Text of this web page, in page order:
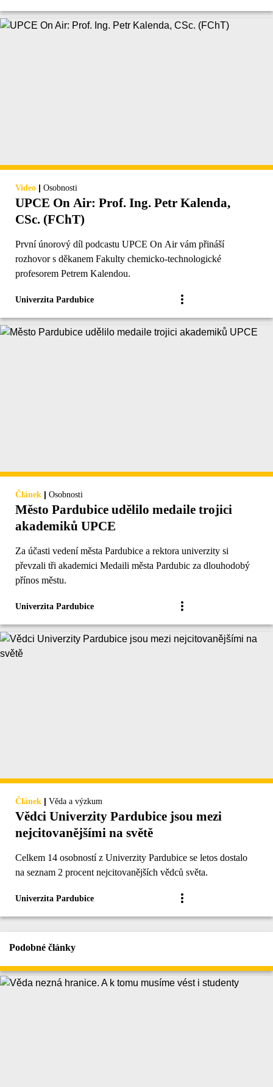
Video | Osobnosti
UPCE On Air: Prof. Ing. Petr Kalenda,
CSc. (FChT)
První únorový díl podcastu UPCE On Air vám přináší
rozhovor s děkanem Fakulty chemicko-technologické
profesorem Petrem Kalendou.
Univerzita Pardubice
Článek | Osobnosti
Město Pardubice udělilo medaile trojici
akademiků UPCE
Za účasti vedení města Pardubice a rektora univerzity si
převzali tři akademici Medaili města Pardubic za dlouhodobý
přínos městu.
Univerzita Pardubice
Článek | Věda a výzkum
Vědci Univerzity Pardubice jsou mezi
nejcitovanějšími na světě
Celkem 14 osobností z Univerzity Pardubice se letos dostalo
na seznam 2 procent nejcitovanějších vědců světa.
Univerzita Pardubice
Podobné články